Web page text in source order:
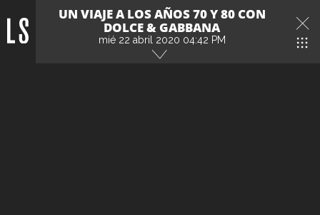
UN VIAJE A LOS AÑOS 70 Y 80 CON
DOLCE & GABBANA
mié 22 abril 2020 04:42 PM